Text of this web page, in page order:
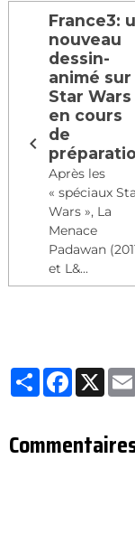
France3:
nouveau
dessin-
animé sur
Star Wars
en cours
de
Après les
« spéciaux
Wars », La
Menace
Padawan
et L&...
PartagerX